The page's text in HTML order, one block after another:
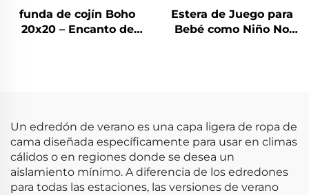
funda de cojín Boho
20x20 – Encanto de
Estera de Juego para
Bebé como Niño No
Un edredón de verano es una capa ligera de ropa de
cama diseñada específicamente para usar en climas
cálidos o en regiones donde se desea un
aislamiento mínimo. A diferencia de los edredones
para todas las estaciones, las versiones de verano